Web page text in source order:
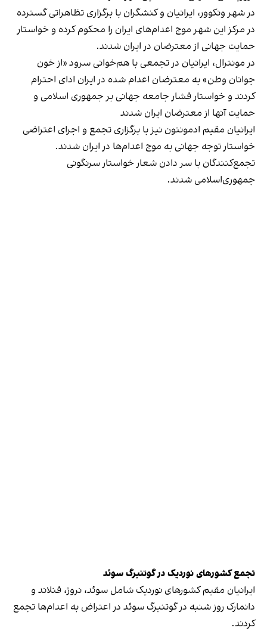
در شهر ونکوور، ایرانیان و کنشگران با برگزاری تظاهراتی گسترده
در مرکز این شهر موج اعدام‌های ایران را محکوم کرده و خواستار
حمایت جهانی از معترضان در ایران شدند.
در مونترال، ایرانیان در تجمعی با هم‌خوانی سرود «از خون
جوانان وطن» به معترضان اعدام شده در ایران ادای احترام
کردند و خواستار فشار جامعه جهانی بر جمهوری اسلامی و
حمایت آنها از معترضان ایران شدند
ایرانیان مقیم ادمونتون نیز با برگزاری تجمع و اجرای اعتراضی
خواستار توجه جهانی به موج اعدام‌ها در ایران شدند.
تجمع‌کنندگان با سر دادن شعار خواستار سرنگونی
جمهوری‌اسلامی شدند.
تجمع کشورهای نوردیک در گوتنبرگ سوئد
ایرانیان مقیم کشورهای نوردیک شامل سوئد، نروژ، فنلاند و
دانمارک روز شنبه در گوتنبرگ سوئد در اعتراض به اعدام‌ها تجمع
کردند.